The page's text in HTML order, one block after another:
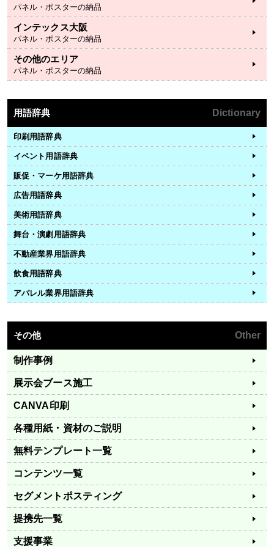
パネル・ポスターの納品
インテックス大阪
パネル・ポスターの納品
その他のエリア
パネル・ポスターの納品
用語辞典 Dictionary
印刷用語辞典
イベント用語辞典
販促・マーケ用語辞典
広告用語辞典
美術用語辞典
舞台・演劇用語辞典
不動産業界用語辞典
飲食用語辞典
アパレル業界用語辞典
その他 Other
制作事例
展示会ブース施工
CANVA印刷
各種用紙・資材のご説明
無料テンプレート一覧
コンテンツ一覧
セグメントポスティング
提携先一覧
支援事業